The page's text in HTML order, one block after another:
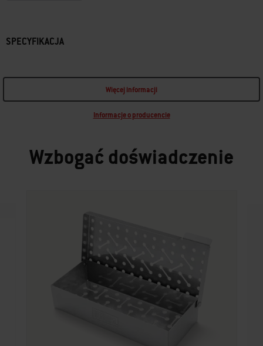
SPECYFIKACJA
Więcej informacji
Informacje o producencie
Wzbogać doświadczenie